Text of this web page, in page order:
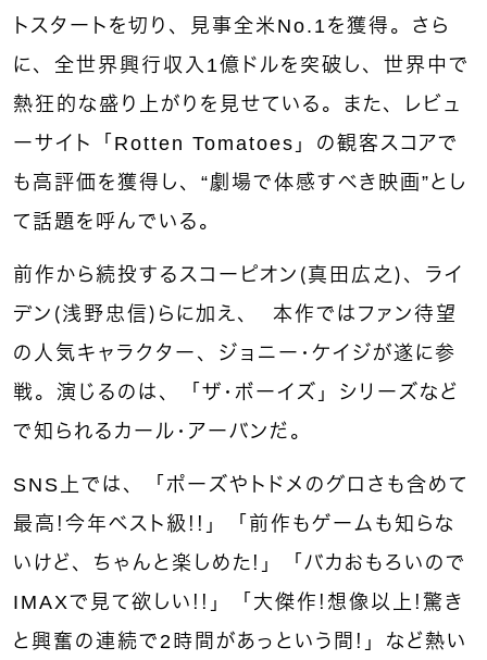
トスタートを切り、見事全米No.1を獲得。さら
に、全世界興行収入1億ドルを突破し、世界中で
熱狂的な盛り上がりを見せている。また、レビュ
ーサイト「Rotten Tomatoes」の観客スコアで
も高評価を獲得し、“劇場で体感すべき映画”とし
て話題を呼んでいる。
前作から続投するスコーピオン（真田広之）、ライ
デン（浅野忠信）らに加え、 本作ではファン待望
の人気キャラクター、ジョニー・ケイジが遂に参
戦。演じるのは、「ザ・ボーイズ」シリーズなど
で知られるカール・アーバンだ。
SNS上では、「ポーズやトドメのグロさも含めて
最高！今年ベスト級！！」「前作もゲームも知らな
いけど、ちゃんと楽しめた！」「バカおもろいので
IMAXで見て欲しい！！」「大傑作！想像以上！驚き
と興奮の連続で2時間があっという間！」など熱い